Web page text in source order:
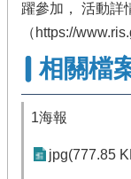
躍參加， 活動詳
（https://
相關檔
1海報
jpg(777.85